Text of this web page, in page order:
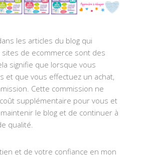
les articles du blog qui
de ecommerce sont des
signifie que lorsque vous
et que vous effectuez un achat,
Cette commission ne
supplémentaire pour vous et
le blog et de continuer à
qualité.
et de votre confiance en mon